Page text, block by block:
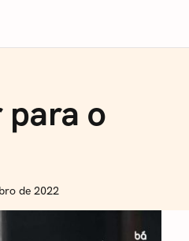
para o
de 2022